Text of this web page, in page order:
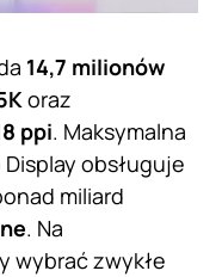
14,7 milionów
oraz
ppi. Maksymalna
obsługuje
miliard
. Na
wybrać zwykłe